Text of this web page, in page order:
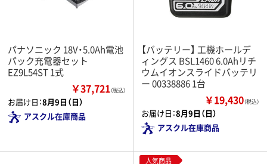
パナソニック 18V・5.0Ah電池
パック充電器セット
EZ9L54ST 1式
￥37,721（税込）
お届け日：8月9日（日）
アスクル在庫商品
【バッテリー】 工機ホールデ
ィングス BSL1460 6.0Ahリチ
ウムイオンスライドバッテリ
ー 00338886 1台
￥19,430（税込）
お届け日：8月9日（日）
アスクル在庫商品
人気商品